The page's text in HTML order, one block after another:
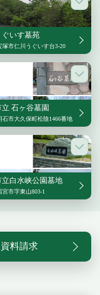
ぐいす墓苑
塚市仁川うぐいす台3-20
石ヶ谷墓園
石市大久保町松陰1466番地
立白水峡公園墓地
宮市字東山803-1
料請求